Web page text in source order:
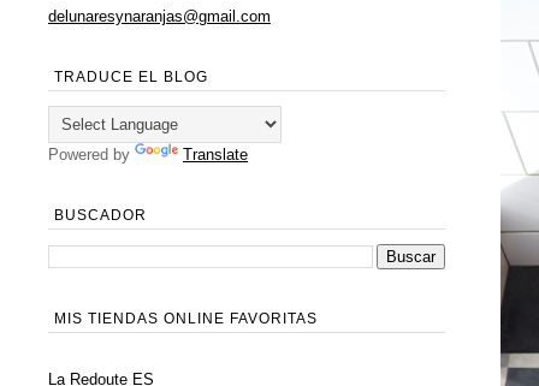
delunaresynaranjas@gmail.com
TRADUCE EL BLOG
Powered by Translate
BUSCADOR
MIS TIENDAS ONLINE FAVORITAS
La Redoute ES